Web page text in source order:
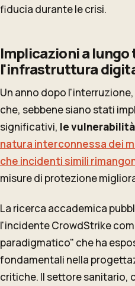
fiducia durante le crisi.
Implicazioni a
l'infrastruttura
Un anno dopo
che, sebbene siano stati
significativi, le
natura interconnessa dei
che incidenti simili
misure di protezione
La ricerca accademica
l'incidente CrowdStrike
paradigmatico" che ha
fondamentali nella
critiche. Il settore sanitario,